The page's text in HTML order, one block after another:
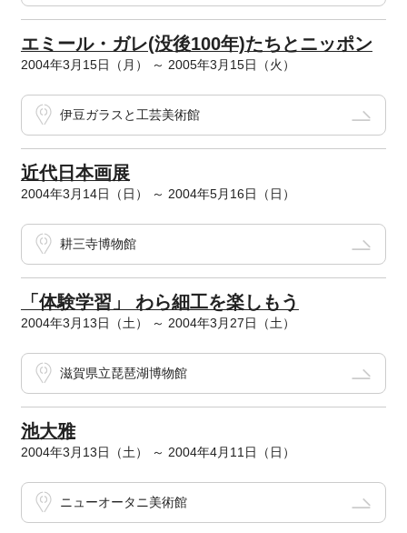
エミール・ガレ(没後100年)たちとニッポン
2004年3月15日（月） ～ 2005年3月15日（火）
伊豆ガラスと工芸美術館
近代日本画展
2004年3月14日（日） ～ 2004年5月16日（日）
耕三寺博物館
「体験学習」 わら細工を楽しもう
2004年3月13日（土） ～ 2004年3月27日（土）
滋賀県立琵琶湖博物館
池大雅
2004年3月13日（土） ～ 2004年4月11日（日）
ニューオータニ美術館